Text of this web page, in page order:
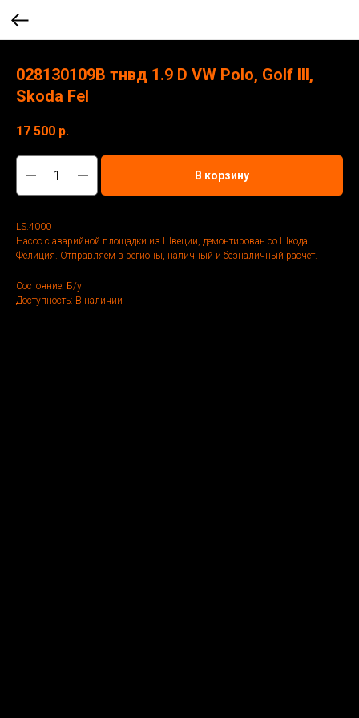
028130109B тнвд 1.9 D VW Polo, Golf lll,
Skoda Fel
17 500 р.
В корзину
LS.4000
Насос с аварийной площадки из Швеции, демонтирован со Шкода
Фелиция. Отправляем в регионы, наличный и безналичный расчёт.
Состояние: Б/у
Доступность: В наличии